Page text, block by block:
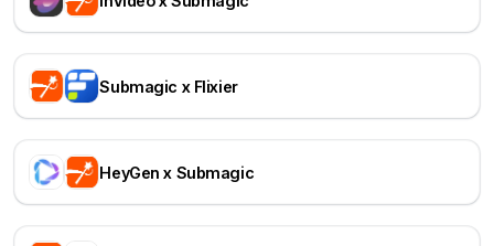
Submagic x Flixier
HeyGen x Submagic